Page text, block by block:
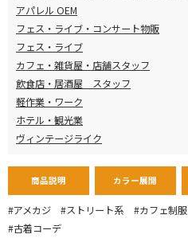
アパレル OEM
フェス・ライブ・コンサート物販
フェス・ライブ
カフェ・雑貨屋・店舗スタッフ
飲食店・居酒屋 スタッフ
軽作業・ワーク
ホテル・観光業
ヴィンテージライク
商品説明 カラー展開
#アメカジ #ストリート系 #カフェ制服
#古着コーデ